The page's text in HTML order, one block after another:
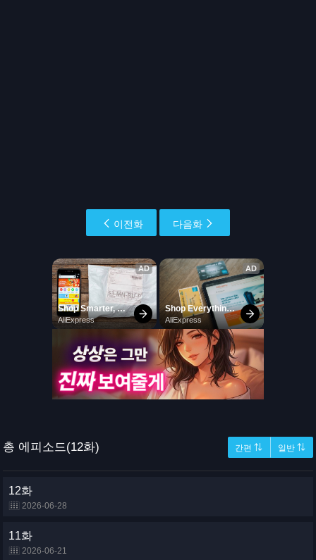
이전화 다음화
총 에피소드(12화) 간편 ⇅ 일반 ⇅
12화
2026-06-28
11화
2026-06-21